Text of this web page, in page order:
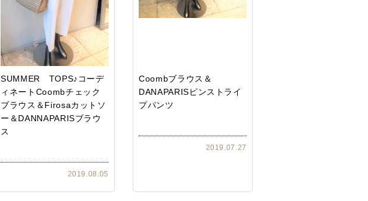
SUMMER TOPS♪コーデ
ィネートCoombチェック
ブラウス＆Firosaカットソ
ー＆DANNAPARISブラウ
ス
2019.08.05
Coombブラウス＆
DANAPARISピンストライ
プパンツ
2019.07.27